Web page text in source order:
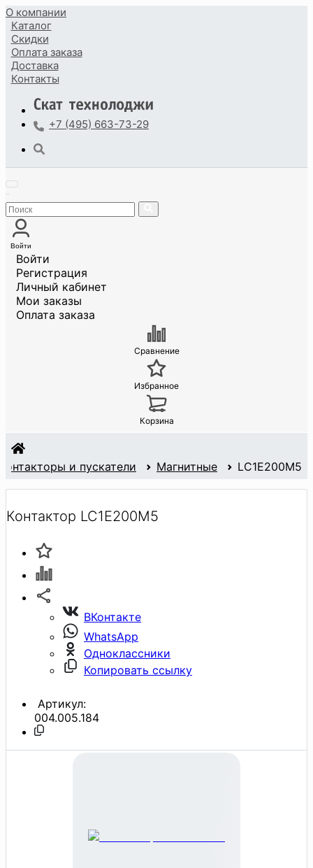
О компании
Каталог
Скидки
Оплата заказа
Доставка
Контакты
+7 (495) 663-73-29
Войти
Войти
Регистрация
Личный кабинет
Мои заказы
Оплата заказа
Сравнение
Избранное
Корзина
Контакторы и пускатели Магнитные LC1E200M5
Контактор LC1E200M5
ВКонтакте
WhatsApp
Одноклассники
Копировать ссылку
Артикул:
004.005.184